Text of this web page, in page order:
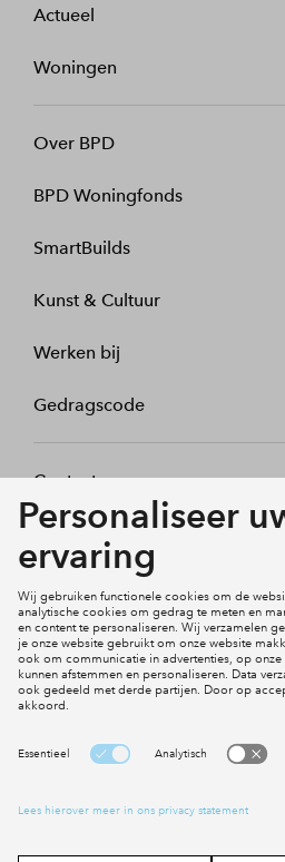
Actueel
Woningen
Over BPD
BPD Woningfonds
SmartBuilds
Kunst & Cultuur
Werken bij
Gedragscode
Contact
Mijn profiel
Social Media
Cookies